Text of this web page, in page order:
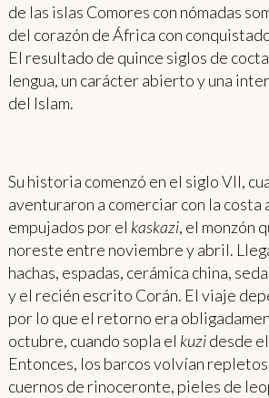
de las islas Comores con nómadas
del corazón de África con
El resultado de quince siglos de
lengua, un carácter abierto y una
del Islam.
Su historia comenzó en el siglo VII,
aventuraron a comerciar con la costa
empujados por el kaskazi, el monzón
noreste entre noviembre y abril.
hachas, espadas, cerámica china,
y el recién escrito Corán. El viaje
por lo que el retorno era
octubre, cuando sopla el kuzidesde
Entonces, los barcos volvían
cuernos de rinoceronte, pieles de